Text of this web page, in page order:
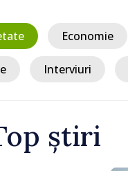
Economie
Interviuri
știri